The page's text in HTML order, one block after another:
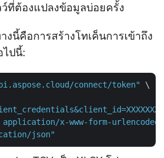
ที่ต้องแปลงข้อมูลบ่อยครั้ง
นี้คือการสร้างโทเค็นการเข้าถึง
ไปนี้:
connect/token"
\
x-www-form-urlencoded"
json"